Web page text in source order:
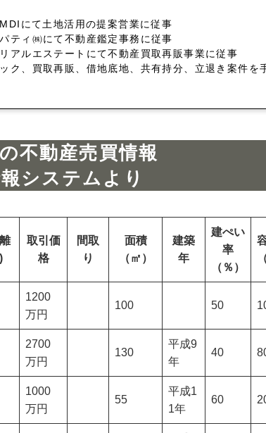
にて土地活用の提案営業に従事
ティ㈱にて不動産鑑定事務に従事
アルエステートにて不動産買取再販事業に従事
ク、買取再販、借地底地、共有持分、立退き案件を
不動産売買情報
システムより
取引価
格
間取
り
面積
（㎡）
建築
年
建ぺい
率
（％）
1200
万円
100 50
2700
万円
130
平成9
年
40
1000
万円
55
平成1
1年
60